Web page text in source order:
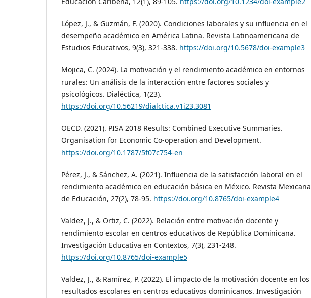
López, J., & Guzmán, F. (2020). Condiciones laborales y su influencia en el
desempeño académico en América Latina. Revista Latinoamericana de
Estudios Educativos, 9(3), 321-338. https://doi.org/10.5678/doi-example3
Mojica, C. (2024). La motivación y el rendimiento académico en entornos
rurales: Un análisis de la interacción entre factores sociales y
psicológicos. Dialéctica, 1(23).
https://doi.org/10.56219/dialctica.v1i23.3081
OECD. (2021). PISA 2018 Results: Combined Executive Summaries.
Organisation for Economic Co-operation and Development.
https://doi.org/10.1787/5f07c754-en
Pérez, J., & Sánchez, A. (2021). Influencia de la satisfacción laboral en el
rendimiento académico en educación básica en México. Revista Mexicana
de Educación, 27(2), 78-95. https://doi.org/10.8765/doi-example4
Valdez, J., & Ortiz, C. (2022). Relación entre motivación docente y
rendimiento escolar en centros educativos de República Dominicana.
Investigación Educativa en Contextos, 7(3), 231-248.
https://doi.org/10.8765/doi-example5
Valdez, J., & Ramírez, P. (2022). El impacto de la motivación docente en los
resultados escolares en centros educativos dominicanos. Investigación